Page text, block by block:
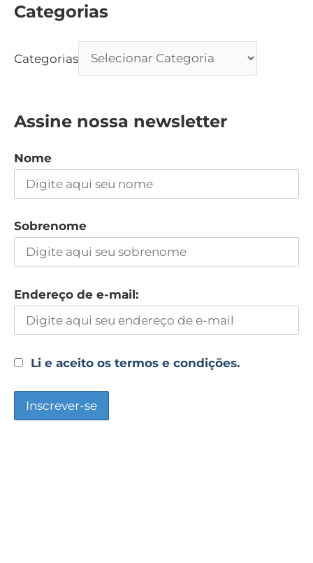
Categorias
Categorias
Assine nossa newsletter
Nome
Sobrenome
Endereço de e-mail:
Li e aceito os termos e condições.